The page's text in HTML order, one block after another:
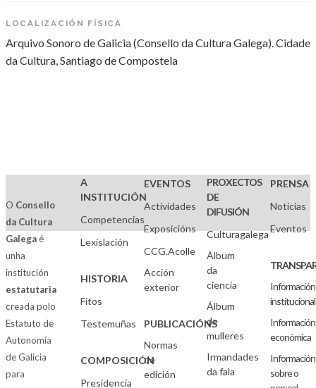
LOCALIZACIÓN FÍSICA
Arquivo Sonoro de Galicia (Consello da Cultura Galega). Cidade
da Cultura, Santiago de Compostela
O Consello
da Cultura
Galegaé
unha
institución
estatutaria
creada polo
Estatuto de
Autonomía
de Galicia
para
A
INSTITUCIÓN
Competencias
Lexislación
HISTORIA
Fitos
Testemuñas
COMPOSICIÓN
Presidencia
EVENTOS
Actividades
Exposicións
CCG.Acolle
Acción
exterior
PUBLICACIÓNS
Normas
de
edición
PROXECTOS
DE
DIFUSIÓN
Culturagalega
Álbum
da
ciencia
Álbum
de
mulleres
Irmandades
da fala
PRENSA
Noticias
Eventos
Información
institucional
Información
económica
Información
sobre o